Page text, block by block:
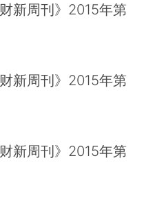
新周刊》2015年第
新周刊》2015年第
新周刊》2015年第